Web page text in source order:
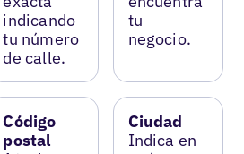
indicando
tu número
de calle.
tu
negocio.
Código
postal
Ciudad
Indica en